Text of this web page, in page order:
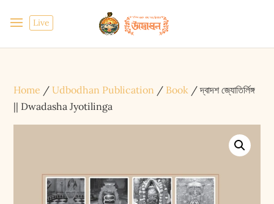
Live
Home /Udbodhan Publication / Book / দ্বাদশ জ্যোতির্লিঙ্গ
|| Dwadasha Jyotilinga